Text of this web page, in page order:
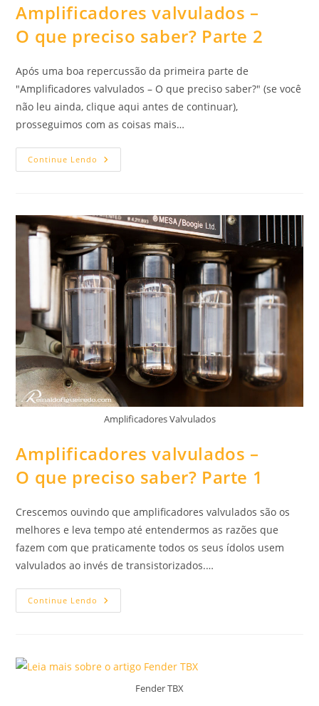
Amplificadores valvulados –
O que preciso saber? Parte 2
Após uma boa repercussão da primeira parte de
"Amplificadores valvulados – O que preciso saber?" (se você
não leu ainda, clique aqui antes de continuar),
prosseguimos com as coisas mais…
Continue Lendo Amplificadores
Valvulados
Saber?
Parte
2
Amplificadores Valvulados
Amplificadores valvulados –
O que preciso saber? Parte 1
Crescemos ouvindo que amplificadores valvulados são os
melhores e leva tempo até entendermos as razões que
fazem com que praticamente todos os seus ídolos usem
valvulados ao invés de transistorizados.…
Continue Lendo Amplificadores
Valvulados
Saber?
Parte
Fender TBX